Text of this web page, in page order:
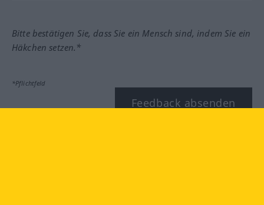
Bitte bestätigen Sie, dass Sie ein Mensch sind, indem Sie ein
Häkchen setzen.*
*Pflichtfeld
Feedback absenden